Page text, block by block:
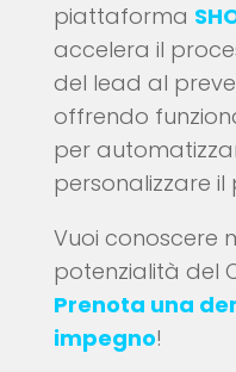
piattaforma
accelera il
del lead al
offrendo
per
personalizzare
Vuoi conoscere
potenzialità del
Prenota una
impegno!